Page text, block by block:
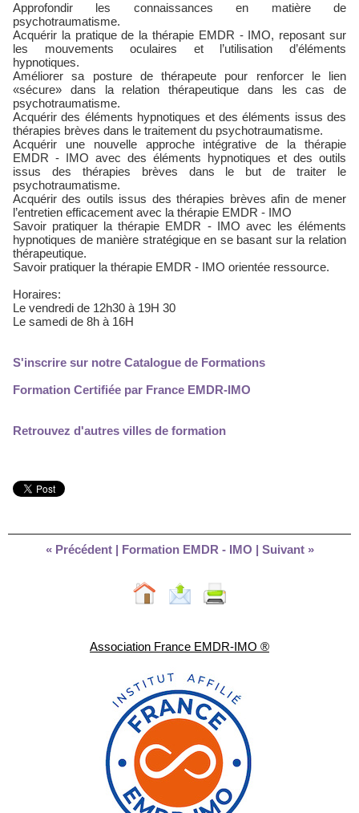
Association France EMDR-IMO ®
Approfondir les connaissances en matière de
psychotraumatisme.
Acquérir la pratique de la thérapie EMDR - IMO, reposant sur
les mouvements oculaires et l’utilisation d’éléments
hypnotiques.
Améliorer sa posture de thérapeute pour renforcer le lien
«sécure» dans la relation thérapeutique dans les cas de
psychotraumatisme.
Acquérir des éléments hypnotiques et des éléments issus des
thérapies brèves dans le traitement du psychotraumatisme.
Acquérir une nouvelle approche intégrative de la thérapie
EMDR - IMO avec des éléments hypnotiques et des outils
issus des thérapies brèves dans le but de traiter le
psychotraumatisme.
Acquérir des outils issus des thérapies brèves afin de mener
l’entretien efficacement avec la thérapie EMDR - IMO
Savoir pratiquer la thérapie EMDR - IMO avec les éléments
hypnotiques de manière stratégique en se basant sur la relation
thérapeutique.
Savoir pratiquer la thérapie EMDR - IMO orientée ressource.
Horaires:
Le vendredi de 12h30 à 19H 30
Le samedi de 8h à 16H
S'inscrire sur notre Catalogue de Formations
Formation Certifiée par France EMDR-IMO
Retrouvez d'autres villes de formation
« Précédent | Formation EMDR - IMO | Suivant »